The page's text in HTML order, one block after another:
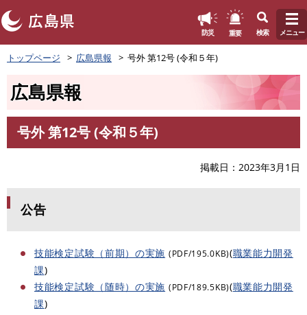
ペ
ー
頭
す
防災 重要 検索 メニュー
トップページ 広島県報 号外 第12号 (令和５年)
広島県報
文
号外 第12号 (令和５年)
掲載日 2023年3月1日
公告
技能検定試験（前期）の実施 (PDF/195.0KB)(職業能力開発
課)
技能検定試験（随時）の実施 (PDF/189.5KB)(職業能力開発
課)